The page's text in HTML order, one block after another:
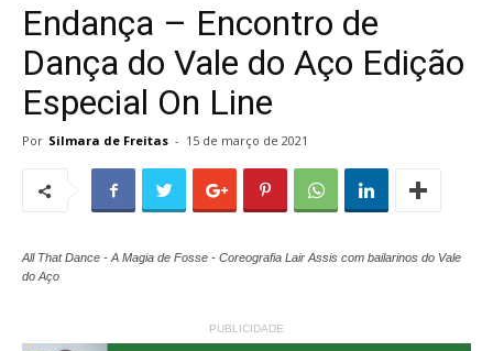
Endança – Encontro de
Dança do Vale do Aço Edição
Especial On Line
Por Silmara de Freitas - 15 de março de 2021
All That Dance - A Magia de Fosse - Coreografia Lair Assis com bailarinos do Vale
do Aço
PUBLICIDADE